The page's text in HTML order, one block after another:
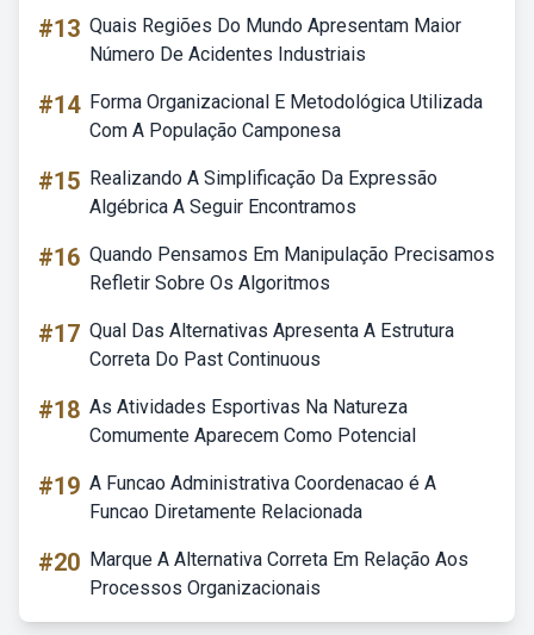
#13 Quais Regiões Do Mundo Apresentam Maior
Número De Acidentes Industriais
#14 Forma Organizacional E Metodológica Utilizada
Com A População Camponesa
#15 Realizando A Simplificação Da Expressão
Algébrica A Seguir Encontramos
#16 Quando Pensamos Em Manipulação Precisamos
Refletir Sobre Os Algoritmos
#17 Qual Das Alternativas Apresenta A Estrutura
Correta Do Past Continuous
#18 As Atividades Esportivas Na Natureza
Comumente Aparecem Como Potencial
#19 A Funcao Administrativa Coordenacao é A
Funcao Diretamente Relacionada
#20 Marque A Alternativa Correta Em Relação Aos
Processos Organizacionais